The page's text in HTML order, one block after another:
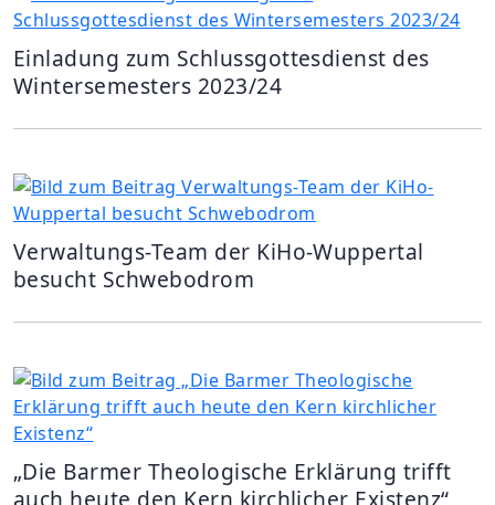
Einladung zum Schlussgottesdienst des
Wintersemesters 2023/24
Verwaltungs-Team der KiHo-Wuppertal
besucht Schwebodrom
„Die Barmer Theologische Erklärung trifft
auch heute den Kern kirchlicher Existenz“